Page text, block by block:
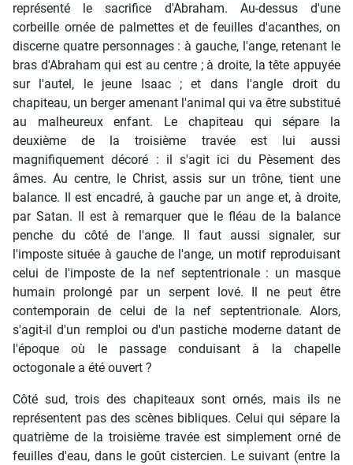
représenté le sacrifice d'Abraham. Au-dessus d'une
corbeille ornée de palmettes et de feuilles d'acanthes, on
discerne quatre personnages : à gauche, l'ange, retenant le
bras d'Abraham qui est au centre ; à droite, la tête appuyée
sur l'autel, le jeune Isaac ; et dans l'angle droit du
chapiteau, un berger amenant l'animal qui va être substitué
au malheureux enfant. Le chapiteau qui sépare la
deuxième de la troisième travée est lui aussi
magnifiquement décoré : il s'agit ici du Pèsement des
âmes. Au centre, le Christ, assis sur un trône, tient une
balance. Il est encadré, à gauche par un ange et, à droite,
par Satan. Il est à remarquer que le fléau de la balance
penche du côté de l'ange. Il faut aussi signaler, sur
l'imposte située à gauche de l'ange, un motif reproduisant
celui de l'imposte de la nef septentrionale : un masque
humain prolongé par un serpent lové. Il ne peut être
contemporain de celui de la nef septentrionale. Alors,
s'agit-il d'un remploi ou d'un pastiche moderne datant de
l'époque où le passage conduisant à la chapelle
octogonale a été ouvert ?
Côté sud, trois des chapiteaux sont ornés, mais ils ne
représentent pas des scènes bibliques. Celui qui sépare la
quatrième de la troisième travée est simplement orné de
feuilles d'eau, dans le goût cistercien. Le suivant (entre la